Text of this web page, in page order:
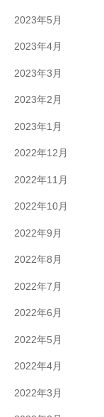
2023年5月
2023年4月
2023年3月
2023年2月
2023年1月
2022年12月
2022年11月
2022年10月
2022年9月
2022年8月
2022年7月
2022年6月
2022年5月
2022年4月
2022年3月